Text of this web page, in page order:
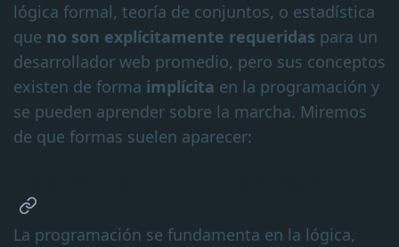
lógica formal, teoría de conjuntos, o estadística
que no son explícitamente requeridas para un
desarrollador web promedio, pero sus conceptos
existen de forma implícita en la programación y
se pueden aprender sobre la marcha. Miremos
de que formas suelen aparecer:
La programación se fundamenta en la lógica,